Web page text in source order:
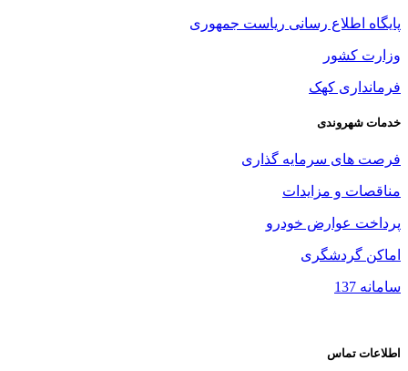
پایگاه اطلاع رسانی ریاست جمهوری
وزارت کشور
فرمانداری کهک
خدمات شهروندی
فرصت های سرمایه گذاری
مناقصات و مزایدات
پرداخت عوارض خودرو
اماکن گردشگری
سامانه 137
اطلاعات تماس